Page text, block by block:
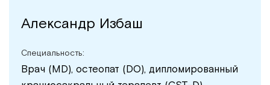
Александр Избаш
Специальность:
Врач (MD), остеопат (DO), дипломированный